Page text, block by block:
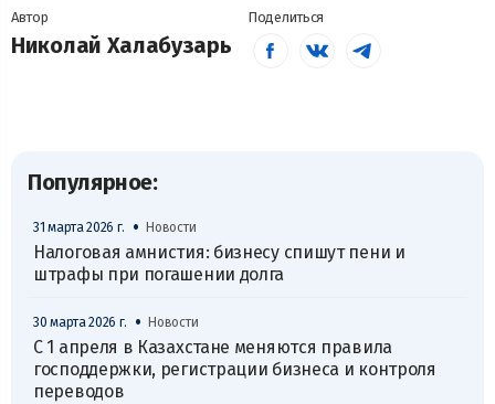
Автор
Николай Халабузарь
Поделиться
Популярное:
31 марта 2026 г. • Новости
Налоговая амнистия: бизнесу спишут пени и
штрафы при погашении долга
30 марта 2026 г. • Новости
С 1 апреля в Казахстане меняются правила
господдержки, регистрации бизнеса и контроля
переводов